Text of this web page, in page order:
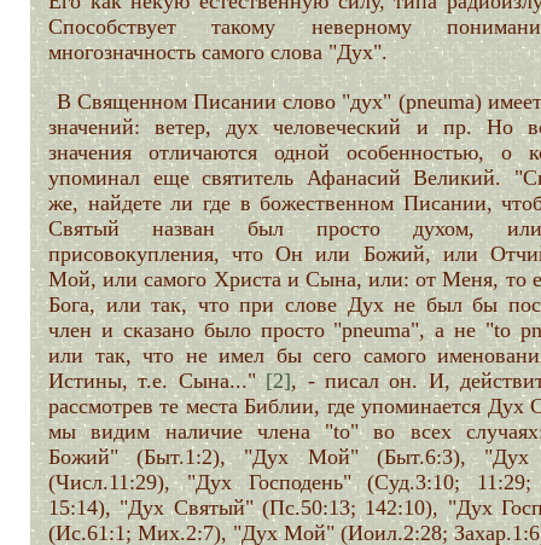
Способствует такому неверному
многозначность самого слова "Дух".
В Священном Писании слово "дух" (pneuma)
значений: ветер, дух человеческий и пр. Но
значения отличаются одной особенностью, о
упоминал еще святитель Афанасий Великий.
же, найдете ли где в божественном Писании,
Святый назван был просто духом,
присовокупления, что Он или Божий, или
Мой, или самого Христа и Сына, или: от Меня, то
Бога, или так, что при слове Дух не был бы
член и сказано было просто "pneuma", а не "to
или так, что не имел бы сего самого
Истины, т.е. Сына..." [2], - писал он. И,
рассмотрев те места Библии, где упоминается Дух
мы видим наличие члена "to" во всех
Божий" (Быт.1:2), "Дух Мой" (Быт.6:3), "Дух
(Числ.11:29), "Дух Господень" (Суд.3:10; 11:29;
15:14), "Дух Святый" (Пс.50:13; 142:10), "Дух
(Ис.61:1; Мих.2:7), "Дух Мой" (Иоил.2:28;